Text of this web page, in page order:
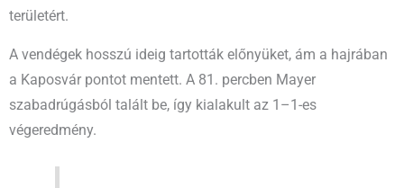
területért.
A vendégek hosszú ideig tartották előnyüket, ám a hajrában
a Kaposvár pontot mentett. A 81. percben Mayer
szabadrúgásból talált be, így kialakult az 1–1-es
végeredmény.